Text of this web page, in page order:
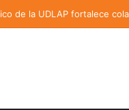
de la UDLAP fortalece